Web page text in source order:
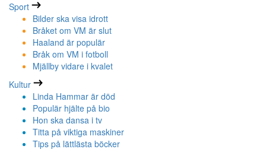
Sport
Bilder ska visa idrott
Bråket om VM är slut
Haaland är populär
Bråk om VM i fotboll
Mjällby vidare i kvalet
Kultur
Linda Hammar är död
Populär hjälte på bio
Hon ska dansa i tv
Titta på viktiga maskiner
Tips på lättlästa böcker